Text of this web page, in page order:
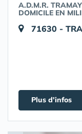
A.D.M.R.
DOMICILE EN
71630 -
Plus d'infos